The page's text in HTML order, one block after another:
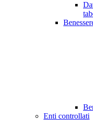
Enti controllati